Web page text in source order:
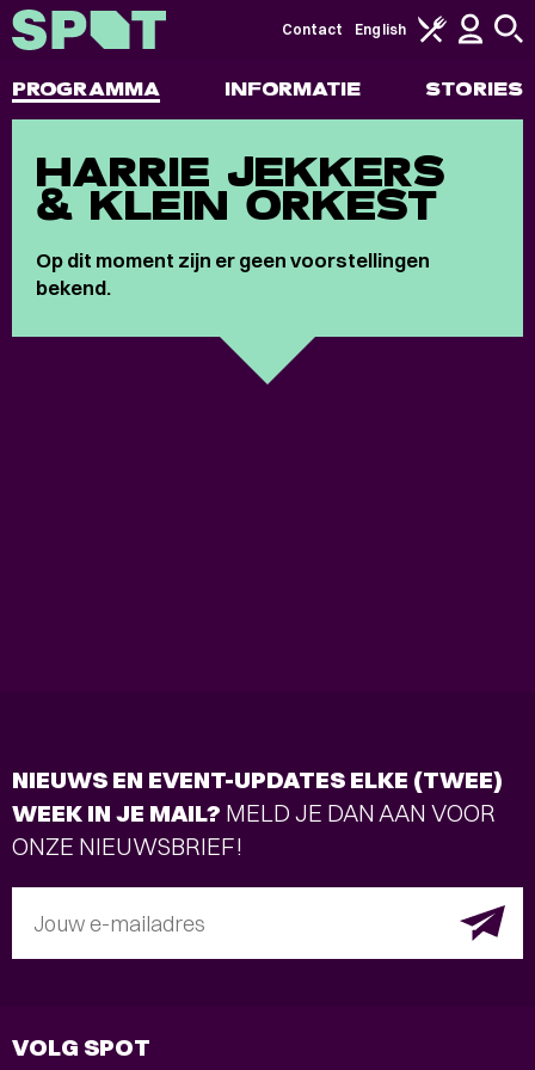
PROGRAMMA INFORMATIE STORIES
Contact English
HARRIE JEKKERS
& KLEIN ORKEST
Op dit moment zijn er geen voorstellingen
bekend.
NIEUWS EN EVENT-UPDATES ELKE (TWEE)
WEEK IN JE MAIL? MELD JE DAN AAN VOOR
ONZE NIEUWSBRIEF!
Jouw e-mailadres
VOLG SPOT